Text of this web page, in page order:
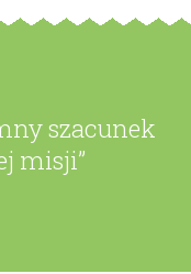
szacunek
misji”